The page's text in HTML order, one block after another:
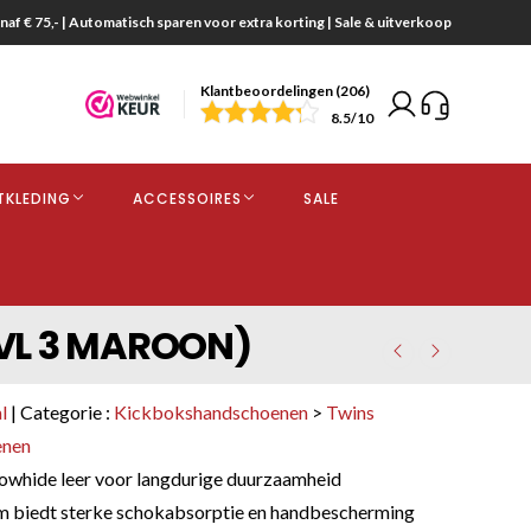
€ 75,- | Automatisch sparen voor extra korting | Sale & uitverkoop
Klantbeoordelingen (206)
8.5/10
ACCESSOIRES SALE
3 MAROON)
| Categorie : Kickbokshandschoenen > Twins
leer voor langdurige duurzaamheid
biedt sterke schokabsorptie en handbescherming